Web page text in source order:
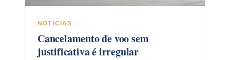
NOTÍCIAS
Cancelamento de voo sem
justificativa é irregular